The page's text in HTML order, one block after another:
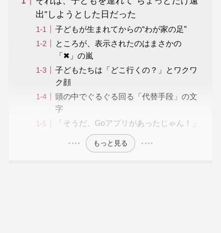
出”しようとした日だった
子どもが生まれてからの“わが家の足”
ところが、表示されたのはまさかの
「✖」の嵐
子どもたちは「どこ行くの？」とワクワ
ク顔
頭の中でぐるぐる回る「代替手段」の文
字
「そうだ、Goアプリがあったじゃん！」
もっと見る